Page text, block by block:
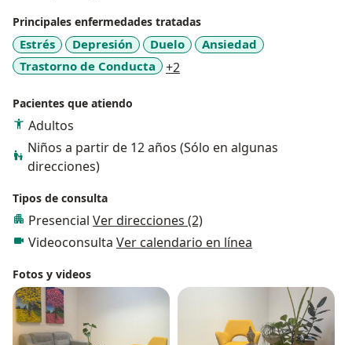
Principales enfermedades tratadas
Estrés Depresión Duelo
Ansiedad
Trastorno de Conducta
+2
Pacientes que atiendo
Adultos
Niños a partir de 12 años (Sólo en algunas
direcciones)
Tipos de consulta
Presencial Ver direcciones (2)
Videoconsulta Ver calendario en línea
Fotos y videos